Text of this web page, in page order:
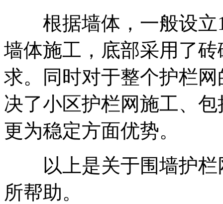
根据墙体，一般设立
墙体施工，底部采用了
求。同时对于整个护栏
决了小区护栏网施工、
更为稳定方面优势。
以上是关于围墙护栏
所帮助。